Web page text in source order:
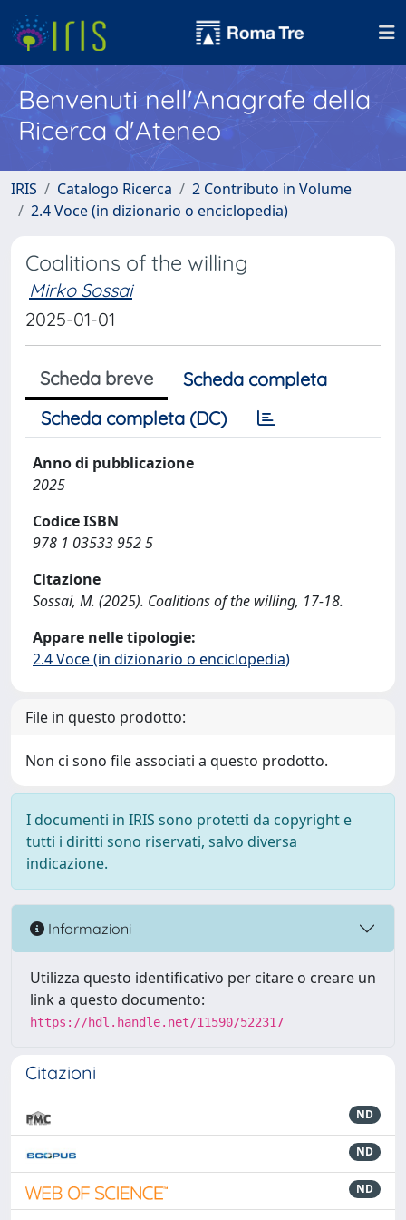
Benvenuti nell'Anagrafe della
Ricerca d'Ateneo
IRIS Catalogo Ricerca
2 Contributo in Volume
2.4 Voce (in dizionario o enciclopedia)
Coalitions of the willing
Mirko Sossai
2025-01-01
Scheda breve
Scheda completa
Scheda completa (DC)
Anno di pubblicazione
2025
Codice ISBN
978 1 03533 952 5
Citazione
Sossai, M. (2025). Coalitions of the willing, 17-18.
Appare nelle tipologie:
2.4 Voce (in dizionario o enciclopedia)
File in questo prodotto:
Non ci sono file associati a questo prodotto.
I documenti in IRIS sono protetti da copyright e
tutti i diritti sono riservati, salvo diversa
indicazione.
Informazioni
Utilizza questo identificativo per citare o creare un
link a questo documento:
https://hdl.handle.net/11590/522317
Citazioni
ND
ND
ND